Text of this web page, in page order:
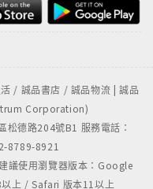
/ 誠品書店 / 誠品物流 | 誠品
Corporation)
德路204號B1 服務電話：
8789-8921
議使用瀏覽器版本：Google
上 / Safari 版本11以上